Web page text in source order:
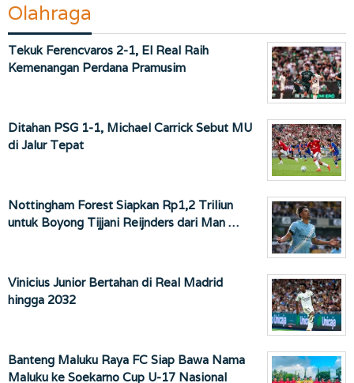
Olahraga
Tekuk Ferencvaros 2-1, El Real Raih
Kemenangan Perdana Pramusim
Ditahan PSG 1-1, Michael Carrick Sebut MU
di Jalur Tepat
Nottingham Forest Siapkan Rp1,2 Triliun
untuk Boyong Tijjani Reijnders dari Man …
Vinicius Junior Bertahan di Real Madrid
hingga 2032
Banteng Maluku Raya FC Siap Bawa Nama
Maluku ke Soekarno Cup U-17 Nasional